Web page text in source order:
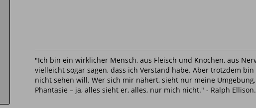
"Ich bin ein wirklicher Mensch, aus Fleisch und Knochen, aus
vielleicht sogar sagen, dass ich Verstand habe. Aber trotzdem
nicht sehen will. Wer sich mir nähert, sieht nur meine
Phantasie – ja, alles sieht er, alles, nur mich nicht." - Ralph Ellison.